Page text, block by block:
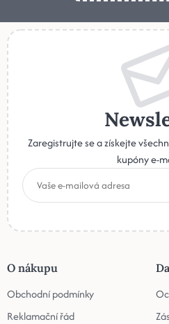
Zaregistrujte se a získejte
kupóny e-
O nákupu
Obchodní podmínky
Reklamační řád